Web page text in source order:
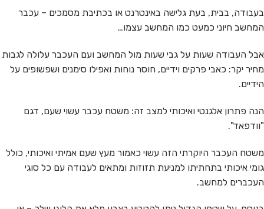
בעבודה, בבית, בעת גלישה באינטרנט או בכתיבת מסמכים – עכבר
המחשב חיוני כמעט כמו המחשב עצמו…
אבל העבודה שעות על גבי שעות מול המחשב ועם העכבר עלולה לגבות
מחיר יקר: כאבי פרקים וידיים, חוסר נוחות ואפילו סימנים ושפשופים על
הידיים.
הנה פתרון אלגנטי ואיכותי למצב זה: משטח עכבר עשוי שעם, דגם
"וודפאד".
משטח העכבר היוקרתי הזה עשוי כאמור מעץ שעם אמיתי ואיכותי, כולל
גומי איכותי בתחתיתו למניעת תזוזות ומתאים לעבודה עם כל סוגי
העכברים למחשב.